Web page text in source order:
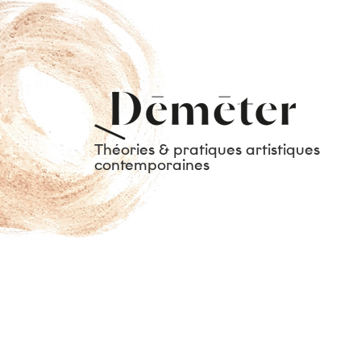
Théories & pratiques artistiques
contemporaines